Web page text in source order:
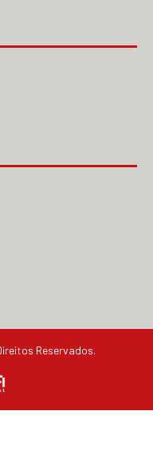
Reservados.